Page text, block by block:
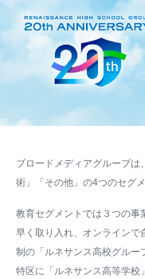
ブロードメディアグループ
術」「その他」の4つのセグ
教育セグメントでは３つの事
早く取り入れ、オンラインで
制の「ルネサンス高校グルー
特区に「ルネサンス高等学校